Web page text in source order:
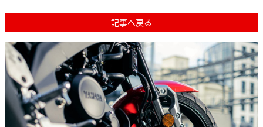
記事へ戻る